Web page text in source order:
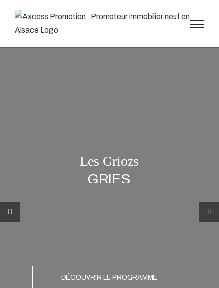
content
GRIES
Les Griozs
DÉCOUVRIR LE PROGRAMME